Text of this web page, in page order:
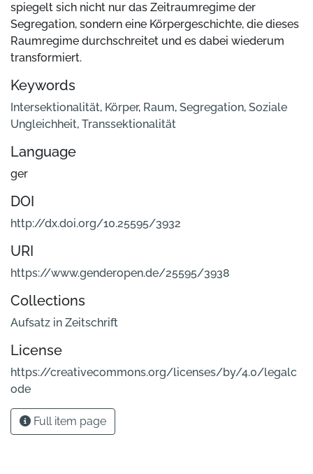
spiegelt sich nicht nur das Zeitraumregime der
Segregation, sondern eine Körpergeschichte, die dieses
Raumregime durchschreitet und es dabei wiederum
transformiert.
Keywords
Intersektionalität, Körper, Raum, Segregation, Soziale
Ungleichheit, Transsektionalität
Language
ger
DOI
http://dx.doi.org/10.25595/3932
URI
https://www.genderopen.de/25595/3938
Collections
Aufsatz in Zeitschrift
License
https://creativecommons.org/licenses/by/4.0/legalc
ode
Full item page